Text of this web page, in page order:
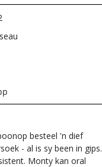
besteel 'n dief
- al is sy been in gips.
Monty kan oral